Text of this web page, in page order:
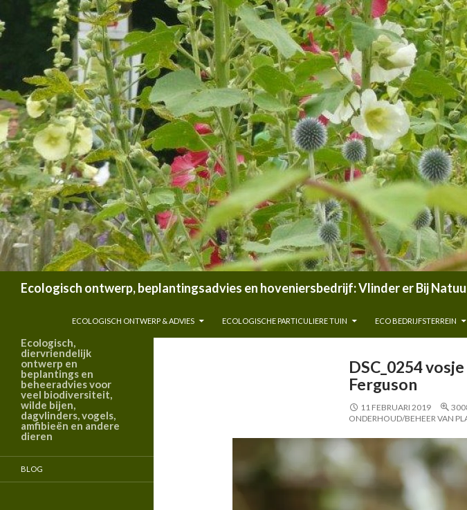
Ecologisch ontwerp, beplantingsadvies en hoveniersbedrijf: Vlinder er Bij
ECOLOGISCH ONTWERP & ADVIES
ECOLOGISCHE PARTICULIERE TUIN ECO BEDRIJFSTERREIN
DSC_0254
Ferguson
11 FEBRUARI 2019
ONDERHOUD/BEHEER VAN
Ecologisch,
diervriendelijk
ontwerp en
beplantings en
beheeradvies voor
veel biodiversiteit,
wilde bijen,
dagvlinders, vogels,
amfibieën en andere
dieren
BLOG